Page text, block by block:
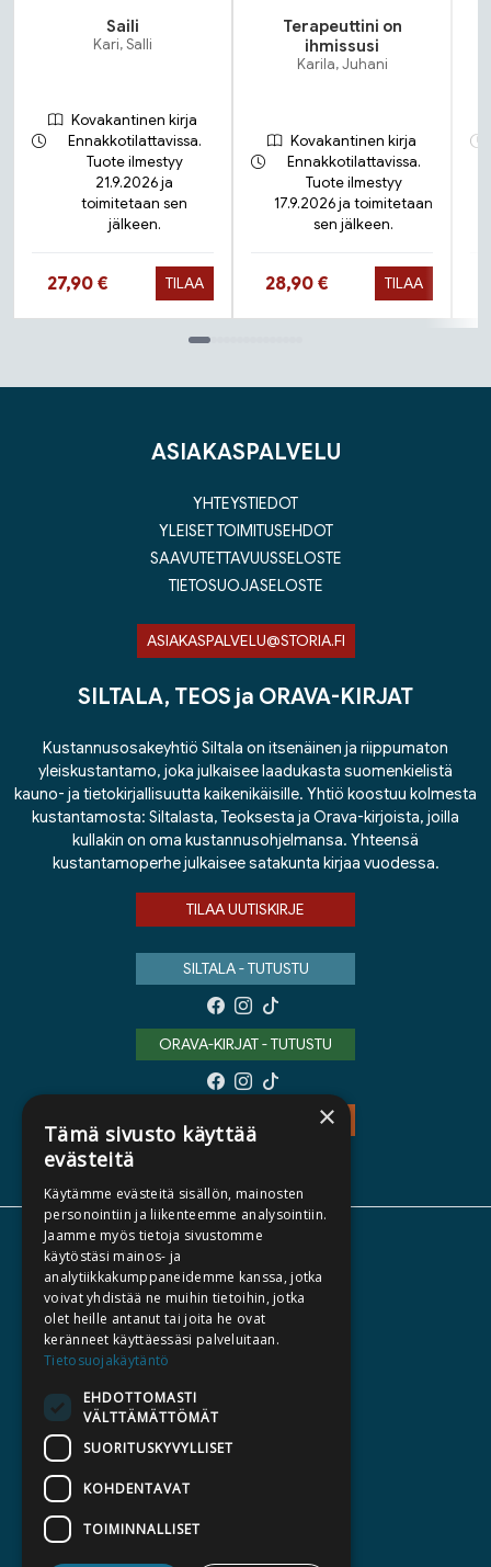
Saili
Kari, Salli
Kovakantinen kirja
Ennakkotilattavissa.
Tuote ilmestyy
21.9.2026 ja
toimitetaan sen
jälkeen.
Hinta nyt
27,90 € TILAA
Terapeuttini on
ihmissusi
Karila, Juhani
Kovakantinen kirja
Ennakkotilattavissa.
Tuote ilmestyy
17.9.2026 ja toimitetaan
sen jälkeen.
Hinta nyt
28,90 € TILAA
ASIAKASPALVELU
YHTEYSTIEDOT
YLEISET TOIMITUSEHDOT
SAAVUTETTAVUUSSELOSTE
TIETOSUOJASELOSTE
ASIAKASPALVELU@STORIA.FI
SILTALA, TEOS ja ORAVA-KIRJAT
Kustannusosakeyhtiö Siltala on itsenäinen ja riippumaton
yleiskustantamo, joka julkaisee laadukasta suomenkielistä
kauno- ja tietokirjallisuutta kaikenikäisille. Yhtiö koostuu kolmesta
kustantamosta: Siltalasta, Teoksesta ja Orava-kirjoista, joilla
kullakin on oma kustannusohjelmansa. Yhteensä
kustantamoperhe julkaisee satakunta kirjaa vuodessa.
TILAA UUTISKIRJE
SILTALA - TUTUSTU
ORAVA-KIRJAT - TUTUSTU
TIETOA MEISTÄ
TEKIJÄT
KATALOGIT
AJANKOHTAISTA
HALUATKO KIRJAILIJAKSI
LASKUTUSOSOITTEET
SILTALA.FI
×
Tämä sivusto käyttää
evästeitä
Käytämme evästeitä sisällön, mainosten
personointiin ja liikenteemme analysointiin.
Jaamme myös tietoja sivustomme
käytöstäsi mainos- ja
analytiikkakumppaneidemme kanssa, jotka
voivat yhdistää ne muihin tietoihin, jotka
olet heille antanut tai joita he ovat
keränneet käyttäessäsi palveluitaan.
Tietosuojakäytäntö
EHDOTTOMASTI
VÄLTTÄMÄTTÖMÄT
SUORITUSKYVYLLISET
KOHDENTAVAT
TOIMINNALLISET